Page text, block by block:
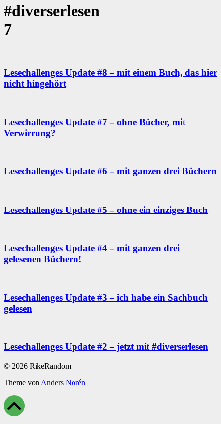
#diverserlesen
7
Lesechallenges Update #8 – mit einem Buch, das hier
nicht hingehört
Lesechallenges Update #7 – ohne Bücher, mit
Verwirrung?
Lesechallenges Update #6 – mit ganzen drei Büchern
Lesechallenges Update #5 – ohne ein einziges Buch
Lesechallenges Update #4 – mit ganzen drei
gelesenen Büchern!
Lesechallenges Update #3 – ich habe ein Sachbuch
gelesen
Lesechallenges Update #2 – jetzt mit #diverserlesen
© 2026 RikeRandom
Theme von Anders Norén
Scroll